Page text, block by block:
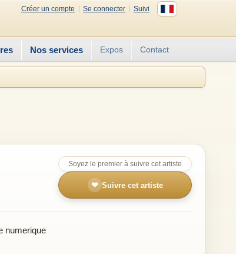
Créer un compte Se connecter
Suivi
Nos services Expos Contact
Soyez le premier à suivre cet artiste
❤ Suivre cet artiste
numerique